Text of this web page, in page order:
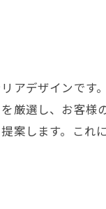
アデザインです
厳選し、お客様
案します。これ